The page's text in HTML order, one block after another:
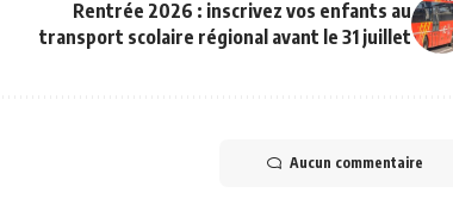
Rentrée 2026 : inscrivez vos enfants au
transport scolaire régional avant le 31 juillet
Aucun commentaire